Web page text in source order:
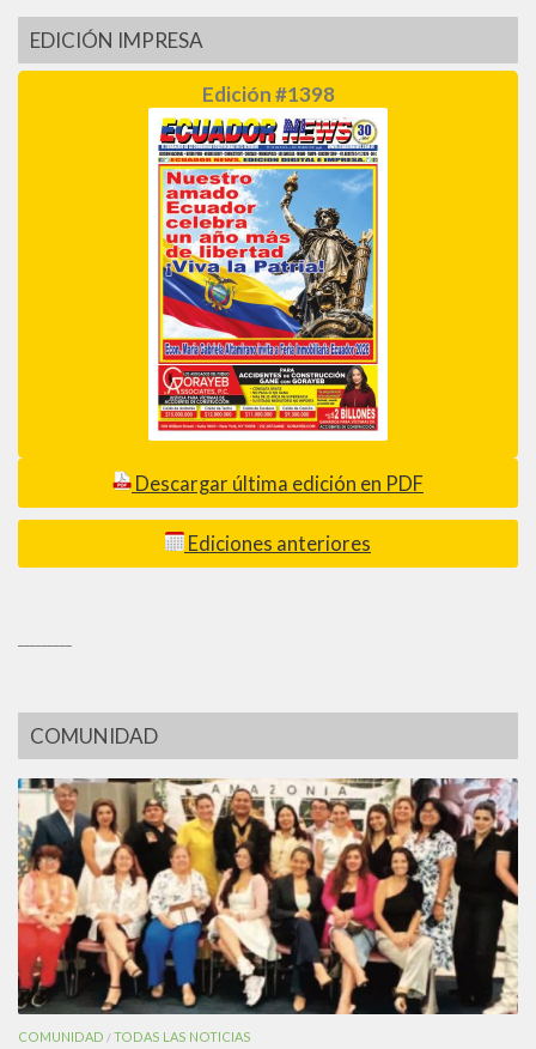
EDICIÓN IMPRESA
Edición #1398
Descargar última edición en PDF
Ediciones anteriores
COMUNIDAD
COMUNIDAD /TODAS LAS NOTICIAS